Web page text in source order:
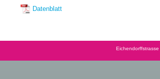
Datenblatt